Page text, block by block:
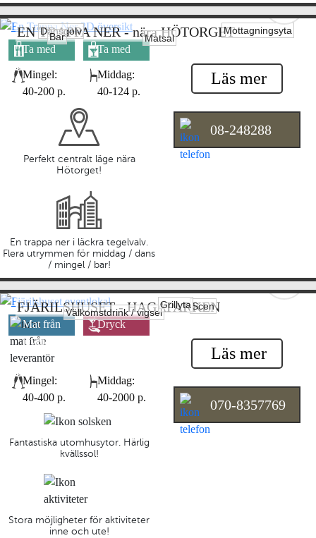
EN TRAPPA NER - nära HÖTORGET
Matsal
Mottagningsyta
Dansgolv
Bar
Ta med
Ta med
Mingel:
40-200 p.
Middag:
40-124 p.
Perfekt centralt läge nära
Hötorget!
En trappa ner i läckra tegelvalv.
Flera utrymmen för middag / dans
/ mingel / bar!
Läs mer
08-248288
FJÄRILSHUSET - HAGAPARKEN
Välkomstdrink / vigsel
Scen
Grillyta
Mat från
leverantör
Dryck
Mingel:
40-400 p.
Middag:
40-2000 p.
Fantastiska utomhusytor. Härlig
kvällssol!
Stora möjligheter för aktiviteter
inne och ute!
Läs mer
070-8357769